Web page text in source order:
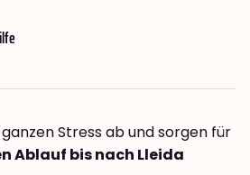
Stress ab und sorgen für
Ablauf bis nach Lleida